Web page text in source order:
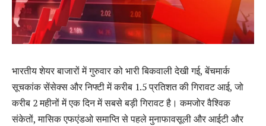
भारतीय शेयर बाजारों में गुरुवार को भारी बिकवाली देखी गई, बेंचमार्क
सूचकांक सेंसेक्स और निफ्टी में करीब 1.5 प्रतिशत की गिरावट आई, जो
करीब 2 महीनों में एक दिन में सबसे बड़ी गिरावट है। कमजोर वैश्विक
संकेतों, मासिक एफएंडओ समाप्ति से पहले मुनाफावसूली और आईटी और